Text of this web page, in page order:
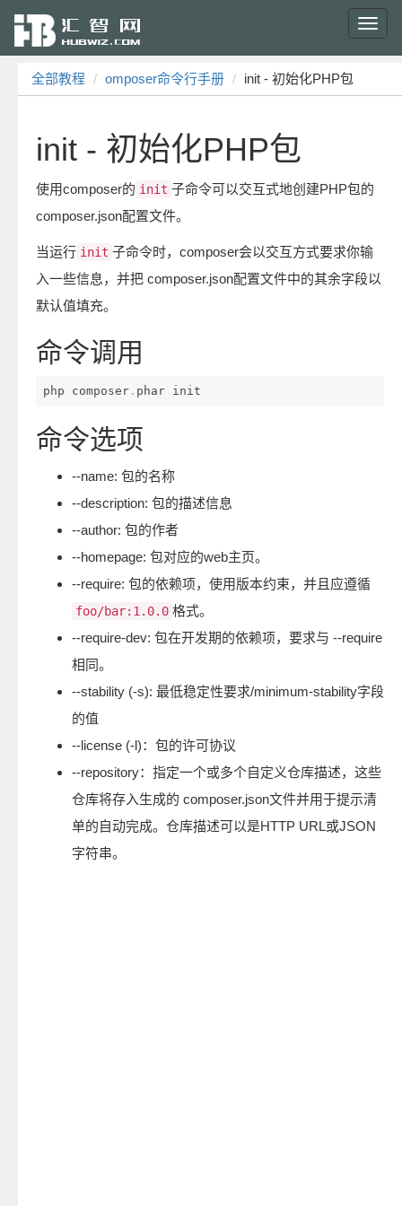
全部教程 omposer命令行手册 init - 初始化PHP包
init - 初始化PHP包
使用composer的 init 子命令可以交互式地创建PHP包的
composer.json配置文件。
当运行 init 子命令时，composer会以交互方式要求你输
入一些信息，并把 composer.json配置文件中的其余字段以
默认值填充。
命令调用
php composer . phar init
命令选项
--name: 包的名称
--description: 包的描述信息
--author: 包的作者
--homepage: 包对应的web主页。
--require: 包的依赖项，使用版本约束，并且应遵循
foo/bar:1.0.0 格式。
--require-dev: 包在开发期的依赖项，要求与 --require
相同。
--stability (-s): 最低稳定性要求/minimum-stability字段
的值
--license (-l)：包的许可协议
--repository：指定一个或多个自定义仓库描述，这些
仓库将存入生成的 composer.json文件并用于提示清
单的自动完成。仓库描述可以是HTTP URL或JSON
字符串。